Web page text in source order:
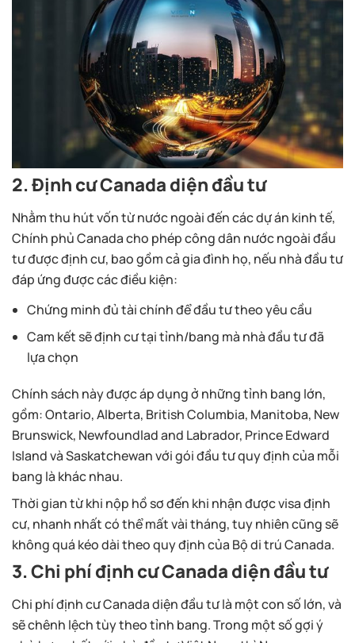
2. Định cư Canada diện đầu tư
Nhằm thu hút vốn từ nước ngoài đến các dự án kinh tế,
Chính phủ Canada cho phép công dân nước ngoài đầu
tư được định cư, bao gồm cả gia đình họ, nếu nhà đầu tư
đáp ứng được các điều kiện:
Chứng minh đủ tài chính để đầu tư theo yêu cầu
Cam kết sẽ định cư tại tỉnh/bang mà nhà đầu tư đã
lựa chọn
Chính sách này được áp dụng ở những tỉnh bang lớn,
gồm: Ontario, Alberta, British Columbia, Manitoba, New
Brunswick, Newfoundlad and Labrador, Prince Edward
Island và Saskatchewan với gói đầu tư quy định của mỗi
bang là khác nhau.
Thời gian từ khi nộp hồ sơ đến khi nhận được visa định
cư, nhanh nhất có thể mất vài tháng, tuy nhiên cũng sẽ
không quá kéo dài theo quy định của Bộ di trú Canada.
3. Chi phí định cư Canada diện đầu tư
Chi phí định cư Canada diện đầu tư là một con số lớn, và
sẽ chênh lệch tùy theo tỉnh bang. Trong một số gợi ý